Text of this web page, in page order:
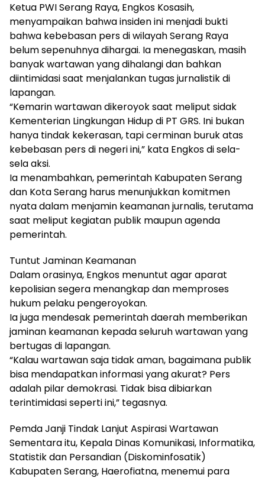
Ketua PWI Serang Raya, Engkos Kosasih,
menyampaikan bahwa insiden ini menjadi bukti
bahwa kebebasan pers di wilayah Serang Raya
belum sepenuhnya dihargai. Ia menegaskan, masih
banyak wartawan yang dihalangi dan bahkan
diintimidasi saat menjalankan tugas jurnalistik di
lapangan.
“Kemarin wartawan dikeroyok saat meliput sidak
Kementerian Lingkungan Hidup di PT GRS. Ini bukan
hanya tindak kekerasan, tapi cerminan buruk atas
kebebasan pers di negeri ini,” kata Engkos di sela-
sela aksi.
Ia menambahkan, pemerintah Kabupaten Serang
dan Kota Serang harus menunjukkan komitmen
nyata dalam menjamin keamanan jurnalis, terutama
saat meliput kegiatan publik maupun agenda
pemerintah.
Tuntut Jaminan Keamanan
Dalam orasinya, Engkos menuntut agar aparat
kepolisian segera menangkap dan memproses
hukum pelaku pengeroyokan.
Ia juga mendesak pemerintah daerah memberikan
jaminan keamanan kepada seluruh wartawan yang
bertugas di lapangan.
“Kalau wartawan saja tidak aman, bagaimana publik
bisa mendapatkan informasi yang akurat? Pers
adalah pilar demokrasi. Tidak bisa dibiarkan
terintimidasi seperti ini,” tegasnya.
Pemda Janji Tindak Lanjut Aspirasi Wartawan
Sementara itu, Kepala Dinas Komunikasi, Informatika,
Statistik dan Persandian (Diskominfosatik)
Kabupaten Serang, Haerofiatna, menemui para